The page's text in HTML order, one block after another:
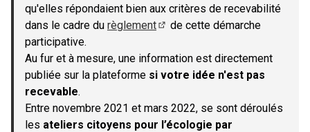
qu'elles répondaient bien aux critères de recevabilité
dans le cadre du règlement
de cette démarche
participative.
Au fur et à mesure, une information est directement
publiée sur la plateforme si votre idée n'est pas
recevable.
Entre novembre 2021 et mars 2022, se sont déroulés
les ateliers citoyens pour l’écologie par